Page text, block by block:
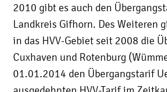
2010 gibt es auch den
Landkreis Gifhorn. Des Weiteren
in das HVV-Gebiet seit 2008 die
Cuxhaven und Rotenburg
01.01.2014 den Übergangstarif